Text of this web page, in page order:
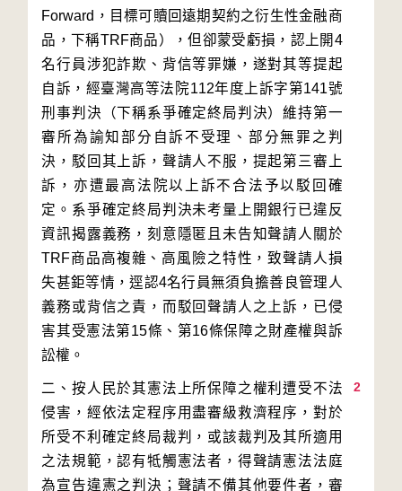
Forward，目標可贖回遠期契約之衍生性金融商
品，下稱TRF商品），但卻蒙受虧損，認上開4
名行員涉犯詐欺、背信等罪嫌，遂對其等提起
自訴，經臺灣高等法院112年度上訴字第141號
刑事判決（下稱系爭確定終局判決）維持第一
審所為諭知部分自訴不受理、部分無罪之判
決，駁回其上訴，聲請人不服，提起第三審上
訴，亦遭最高法院以上訴不合法予以駁回確
定。系爭確定終局判決未考量上開銀行已違反
資訊揭露義務，刻意隱匿且未告知聲請人關於
TRF商品高複雜、高風險之特性，致聲請人損
失甚鉅等情，逕認4名行員無須負擔善良管理人
義務或背信之責，而駁回聲請人之上訴，已侵
害其受憲法第15條、第16條保障之財產權與訴
2
二、按人民於其憲法上所保障之權利遭受不法
侵害，經依法定程序用盡審級救濟程序，對於
所受不利確定終局裁判，或該裁判及其所適用
之法規範，認有牴觸憲法者，得聲請憲法法庭
為宣告違憲之判決；聲請不備其他要件者，審